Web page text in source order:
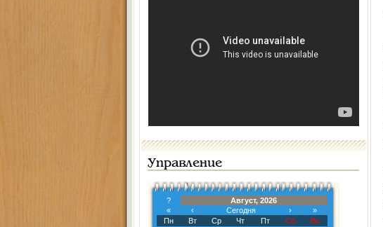
Управление
?
Август, 2026
«
‹ Сегодня ›
»
Пн
Вт Ср Чт Пт Сб
Вс